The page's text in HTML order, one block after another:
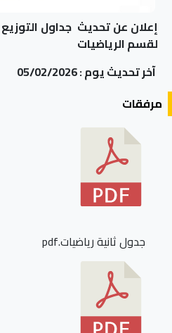
إعلان عن تحديث جداول
لقسم الرياضيات
آخر تحديث يوم : 05/02/2026
مرفقات
جدول ثانية رياضيات.pdf